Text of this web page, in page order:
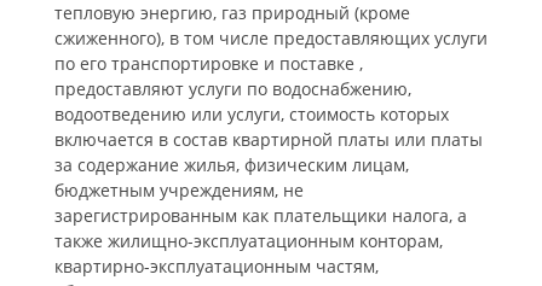
тепловую энергию, газ природный (кроме
сжиженного), в том числе предоставляющих услуги
по его транспортировке и поставке ,
предоставляют услуги по водоснабжению,
водоотведению или услуги, стоимость которых
включается в состав квартирной платы или платы
за содержание жилья, физическим лицам,
бюджетным учреждениям, не
зарегистрированным как плательщики налога, а
также жилищно-эксплуатационным конторам,
квартирно-эксплуатационным частям,